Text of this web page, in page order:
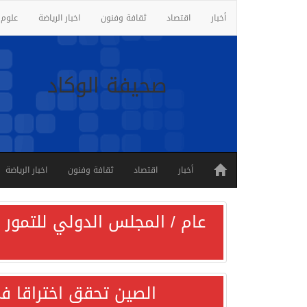
أخبار اقتصاد ثقافة وفنون اخبار الرياضة
صحيفة الوكاد
أخبار اقتصاد ثقافة وفنون اخبار الرياضة
عام / المجلس الدولي للتمور
الصين تحقق اختراقا